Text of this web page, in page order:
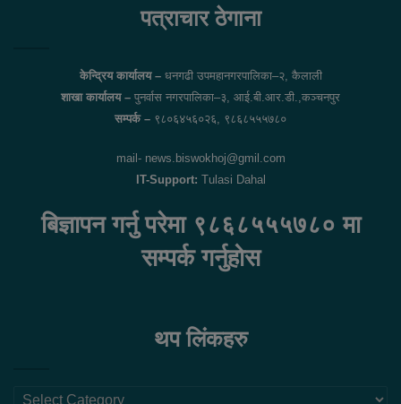
पत्राचार ठेगाना
केन्द्रिय कार्यालय –धनगढी उपमहानगरपालिका–२, कैलाली
शाखा कार्यालय – पुनर्वास नगरपालिका–३, आई.बी.आर.डी.,कञ्चनपुर
सम्पर्क – ९८०६४५६०२६, ९८६८५५५७८०
mail- news.biswokhoj@gmil.com
IT-Support: Tulasi Dahal
बिज्ञापन गर्नु परेमा ९८६८५५५७८० मा
सम्पर्क गर्नुहोस
थप लिंकहरु
थप